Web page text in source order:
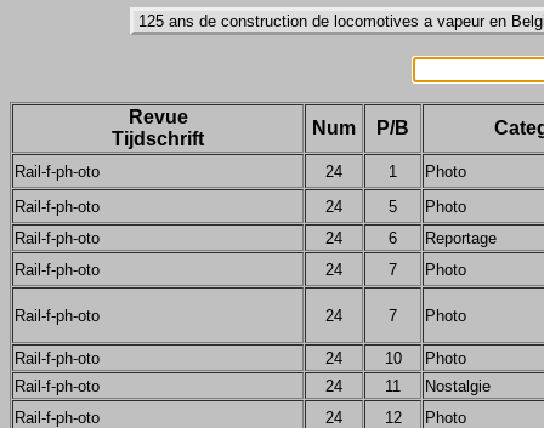
Revue
Tijdschrift
Num P/B
Rail-f-ph-oto 24 1
Photo
Rail-f-ph-oto
24 5
Photo
Rail-f-ph-oto
24 6
Reportage
Rail-f-ph-oto
24 7 Photo
Rail-f-ph-oto 24 7 Photo
Rail-f-ph-oto 24 10
Photo
Rail-f-ph-oto
24 11
Nostalgie
Rail-f-ph-oto
24 12
Photo